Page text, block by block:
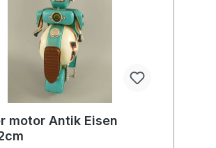
motor Antik Eisen